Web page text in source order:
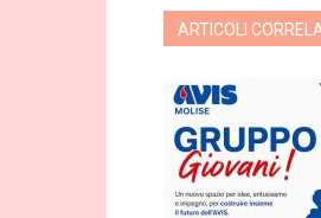
ARTICOLI